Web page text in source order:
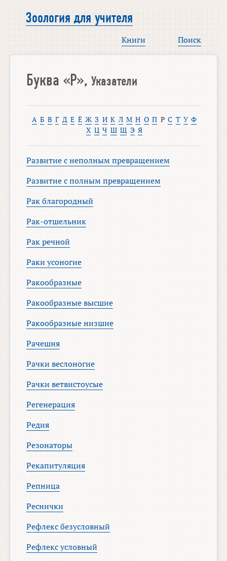
Зоология для учителя
Книги Поиск
Буква «Р»,Указатели
А Б В Г Д Е Ё Ж З И К Л М Н О П Р С Т У Ф
Х Ц Ч Ш Щ Э Я
Развитие с неполным превращением
Развитие с полным превращением
Рак благородный
Рак-отшельник
Рак речной
Раки усоногие
Ракообразные
Ракообразные высшие
Ракообразные низшие
Рачешня
Рачки веслоногие
Рачки ветвистоусые
Регенерация
Редия
Резонаторы
Рекапитуляция
Репница
Реснички
Рефлекс безусловный
Рефлекс условный